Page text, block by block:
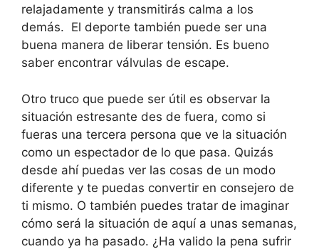
relajadamente y transmitirás calma a los
demás. El deporte también puede ser una
buena manera de liberar tensión. Es bueno
saber encontrar válvulas de escape.
Otro truco que puede ser útil es observar la
situación estresante des de fuera, como si
fueras una tercera persona que ve la situación
como un espectador de lo que pasa. Quizás
desde ahí puedas ver las cosas de un modo
diferente y te puedas convertir en consejero de
ti mismo. O también puedes tratar de imaginar
cómo será la situación de aquí a unas semanas,
cuando ya ha pasado. ¿Ha valido la pena sufrir